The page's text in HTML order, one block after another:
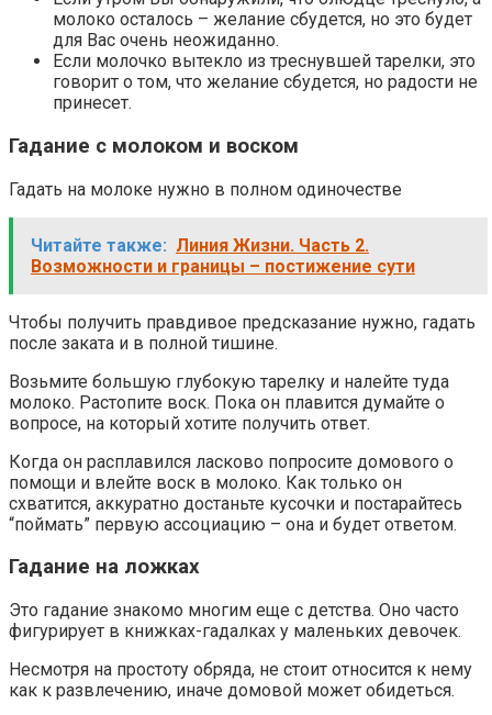
молоко осталось – желание сбудется, но это будет
для Вас очень неожиданно.
Если молочко вытекло из треснувшей тарелки, это
говорит о том, что желание сбудется, но радости не
принесет.
Гадание с молоком и воском
Гадать на молоке нужно в полном одиночестве
Читайте также: Линия Жизни. Часть 2.
Возможности и границы – постижение сути
Чтобы получить правдивое предсказание нужно, гадать
после заката и в полной тишине.
Возьмите большую глубокую тарелку и налейте туда
молоко. Растопите воск. Пока он плавится думайте о
вопросе, на который хотите получить ответ.
Когда он расплавился ласково попросите домового о
помощи и влейте воск в молоко. Как только он
схватится, аккуратно достаньте кусочки и постарайтесь
“поймать” первую ассоциацию – она и будет ответом.
Гадание на ложках
Это гадание знакомо многим еще с детства. Оно часто
фигурирует в книжках-гадалках у маленьких девочек.
Несмотря на простоту обряда, не стоит относится к нему
как к развлечению, иначе домовой может обидеться.